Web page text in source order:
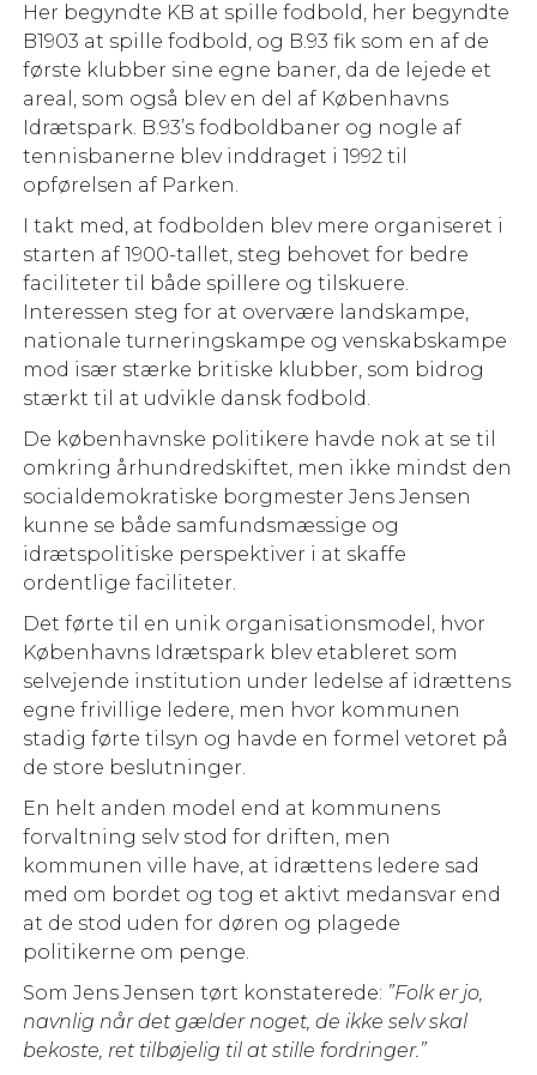
Her begyndte KB at spille fodbold, her begyndte
B1903 at spille fodbold, og B.93 fik som en af de
første klubber sine egne baner, da de lejede et
areal, som også blev en del af Københavns
Idrætspark. B.93’s fodboldbaner og nogle af
tennisbanerne blev inddraget i 1992 til
opførelsen af Parken.
I takt med, at fodbolden blev mere organiseret i
starten af 1900-tallet, steg behovet for bedre
faciliteter til både spillere og tilskuere.
Interessen steg for at overvære landskampe,
nationale turneringskampe og venskabskampe
mod især stærke britiske klubber, som bidrog
stærkt til at udvikle dansk fodbold.
De københavnske politikere havde nok at se til
omkring århundredskiftet, men ikke mindst den
socialdemokratiske borgmester Jens Jensen
kunne se både samfundsmæssige og
idrætspolitiske perspektiver i at skaffe
ordentlige faciliteter.
Det førte til en unik organisationsmodel, hvor
Københavns Idrætspark blev etableret som
selvejende institution under ledelse af idrættens
egne frivillige ledere, men hvor kommunen
stadig førte tilsyn og havde en formel vetoret på
de store beslutninger.
En helt anden model end at kommunens
forvaltning selv stod for driften, men
kommunen ville have, at idrættens ledere sad
med om bordet og tog et aktivt medansvar end
at de stod uden for døren og plagede
politikerne om penge.
Som Jens Jensen tørt konstaterede: ”Folk er jo,
navnlig når det gælder noget, de ikke selv skal
bekoste, ret tilbøjelig til at stille fordringer.”